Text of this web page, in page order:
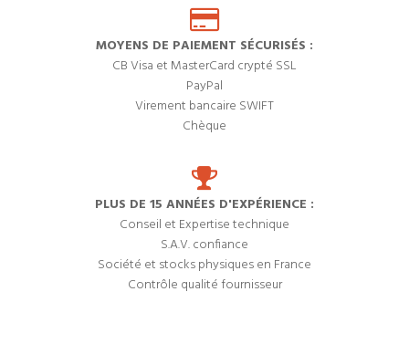
MOYENS DE PAIEMENT SÉCURISÉS :
CB Visa et MasterCard crypté SSL
PayPal
Virement bancaire SWIFT
Chèque
PLUS DE 15 ANNÉES D'EXPÉRIENCE :
Conseil et Expertise technique
S.A.V. confiance
Société et stocks physiques en France
Contrôle qualité fournisseur